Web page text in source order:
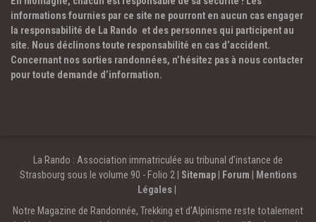
informations fournies par ce site ne pourront en aucun cas engager
la responsabilité de La Rando et des personnes qui participent au
site. Nous déclinons toute responsabilité en cas d’accident.
Concernant nos sorties randonnées, n’hésitez pas à nous contacter
pour toute demande d’information.
La Rando : Association immatriculée au tribunal d’instance de
Strasbourg sous le volume 90 - Folio 2 | Sitemap| Forum
Mentions
Légales
Notre Magazine de Randonnée, Trekking et d'Alpinisme reste totalement